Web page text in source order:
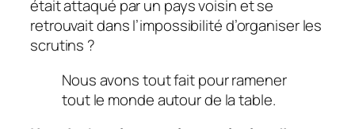
était attaqué par un pays voisin et se
retrouvait dans l’impossibilité d’organiser les
scrutins ?
Nous avons tout fait pour ramener
tout le monde autour de la table.